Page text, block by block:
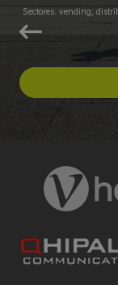
Sectores: vending,